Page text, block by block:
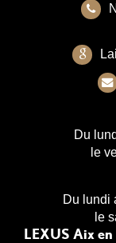
Du
le
Du lundi
le
LEXUS Aix